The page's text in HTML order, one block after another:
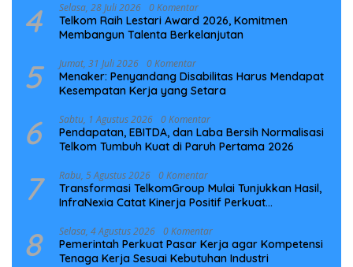
4 Selasa, 28 Juli 2026 0 Komentar
Telkom Raih Lestari Award 2026, Komitmen
Membangun Talenta Berkelanjutan
5 Jumat, 31 Juli 2026 0 Komentar
Menaker: Penyandang Disabilitas Harus Mendapat
Kesempatan Kerja yang Setara
6 Sabtu, 1 Agustus 2026 0 Komentar
Pendapatan, EBITDA, dan Laba Bersih Normalisasi
Telkom Tumbuh Kuat di Paruh Pertama 2026
7 Rabu, 5 Agustus 2026 0 Komentar
Transformasi TelkomGroup Mulai Tunjukkan Hasil,
InfraNexia Catat Kinerja Positif Perkuat
8 Selasa, 4 Agustus 2026 0 Komentar
Pemerintah Perkuat Pasar Kerja agar Kompetensi
Tenaga Kerja Sesuai Kebutuhan Industri